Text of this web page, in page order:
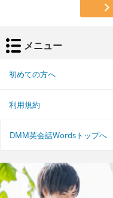
メニュー
初めての方へ
利用規約
DMM英会話Wordsトップへ